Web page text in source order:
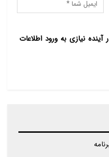
نیازی به ورود اطلاعات